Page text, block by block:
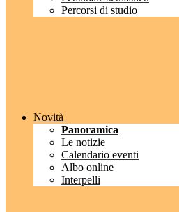
Percorsi di studio
Novità
Panoramica
Le notizie
Calendario eventi
Albo online
Interpelli